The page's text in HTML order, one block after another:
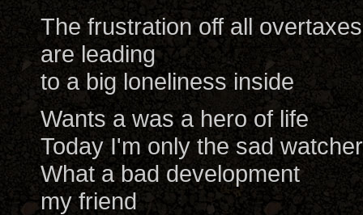
The frustration off all overtaxes
are leading
to a big loneliness inside
Wants a was a hero of life
Today I'm only the sad watcher
What a bad development
my friend